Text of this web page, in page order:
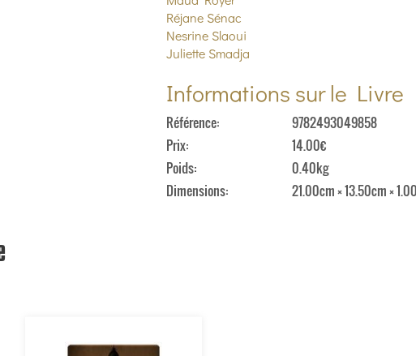
Réjane Sénac
Nesrine Slaoui
Juliette Smadja
Informations sur le Livre
Référence
9782493049858
Prix
14.00€
Poids
0.40kg
Dimensions
21.00cm × 13.50cm ×